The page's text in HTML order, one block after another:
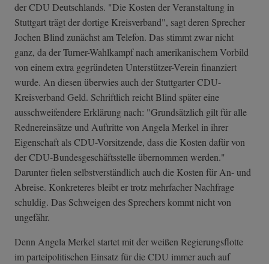
der CDU Deutschlands. "Die Kosten der Veranstaltung in
Stuttgart trägt der dortige Kreisverband", sagt deren Sprecher
Jochen Blind zunächst am Telefon. Das stimmt zwar nicht
ganz, da der Turner-Wahlkampf nach amerikanischem Vorbild
von einem extra gegründeten Unterstützer-Verein finanziert
wurde. An diesen überwies auch der Stuttgarter CDU-
Kreisverband Geld. Schriftlich reicht Blind später eine
ausschweifendere Erklärung nach: "Grundsätzlich gilt für alle
Rednereinsätze und Auftritte von Angela Merkel in ihrer
Eigenschaft als CDU-Vorsitzende, dass die Kosten dafür von
der CDU-Bundesgeschäftsstelle übernommen werden."
Darunter fielen selbstverständlich auch die Kosten für An- und
Abreise. Konkreteres bleibt er trotz mehrfacher Nachfrage
schuldig. Das Schweigen des Sprechers kommt nicht von
ungefähr.
Denn Angela Merkel startet mit der weißen Regierungsflotte
im parteipolitischen Einsatz für die CDU immer auch auf